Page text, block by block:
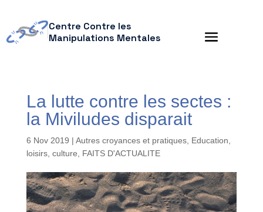
Centre Contre les
Manipulations Mentales
La lutte contre les sectes :
la Miviludes disparait
6 Nov 2019 | Autres croyances et pratiques, Education,
loisirs, culture
FAITS D'ACTUALITE